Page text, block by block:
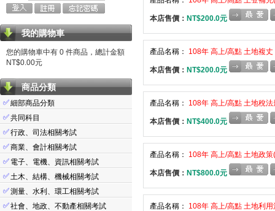
我的購物車
您的購物車中有 0 件商品，總計金額
NT$0.00元
商品分類
✅細部商品分類
✅共同科目
✅行政、司法相關考試
✅商業、會計相關考試
✅ 電子、電機、資訊相關考試
✅土木、結構、機械相關考試
✅測量、水利、環工相關考試
✅社會、地政、不動產相關考試
本店售價： NT$200.0元
產品名稱： 108年 高上/高點 土地複
本店售價： NT$200.0元
產品名稱： 108年 高上/高點 土地稅
本店售價： NT$400.0元
產品名稱： 108年 高上/高點 土地政
本店售價： NT$800.0元
產品名稱： 108年 高上/高點 土地利